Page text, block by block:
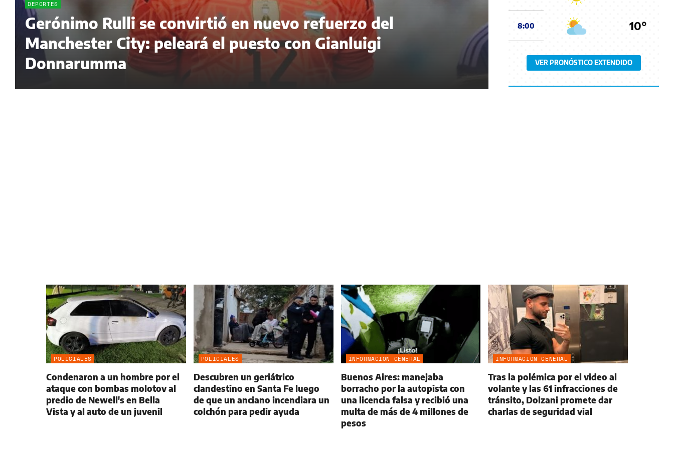
DEPORTES
Gerónimo Rulli se convirtió en nuevo refuerzo del
Manchester City: peleará el puesto con Gianluigi
Donnarumma
8:00 10°
VER PRONÓSTICO EXTENDIDO
POLICIALES
Condenaron a un hombre por el
ataque con bombas molotov al
predio de Newell's en Bella
Vista y al auto de un juvenil
POLICIALES
Descubren un geriátrico
clandestino en Santa Fe luego
de que un anciano incendiara un
colchón para pedir ayuda
INFORMACIÓN GENERAL
Buenos Aires: manejaba
borracho por la autopista con
una licencia falsa y recibió una
multa de más de 4 millones de
pesos
INFORMACIÓN GENERAL
Tras la polémica por el video al
volante y las 61 infracciones de
tránsito, Dolzani promete dar
charlas de seguridad vial